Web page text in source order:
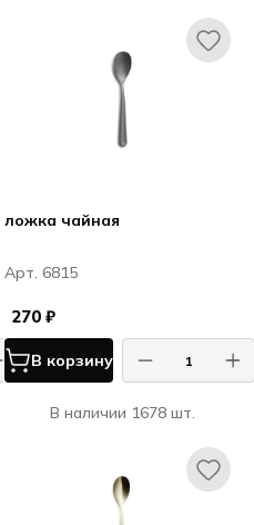
ложка чайная
Арт. 6815
270 ₽
В корзину
В наличии 1678 шт.